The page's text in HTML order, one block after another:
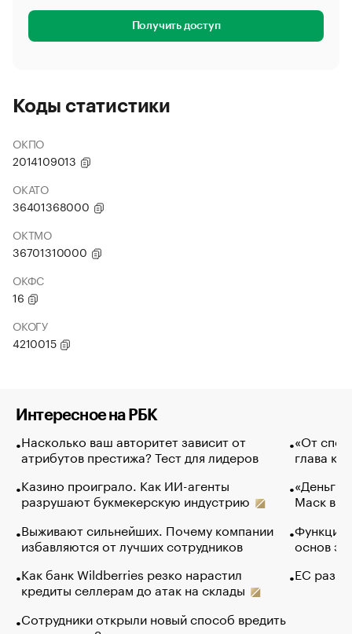
Получить доступ
Коды статистики
ОКПО
2014109013
ОКАТО
36401368000
ОКТМО
36701310000
ОКФС
16
ОКОГУ
4210015
Интересное на РБК
Насколько ваш авторитет зависит от
атрибутов престижа? Тест для лидеров
Казино проиграло. Как ИИ-агенты
разрушают букмекерскую индустрию
Выживают сильнейших. Почему компании
избавляются от лучших сотрудников
Как банк Wildberries резко нарастил
кредиты селлерам до атак на склады
Сотрудники открыли новый способ вредить
«От
глава
«Деньги
Маск в
Функции
основ
ЕС